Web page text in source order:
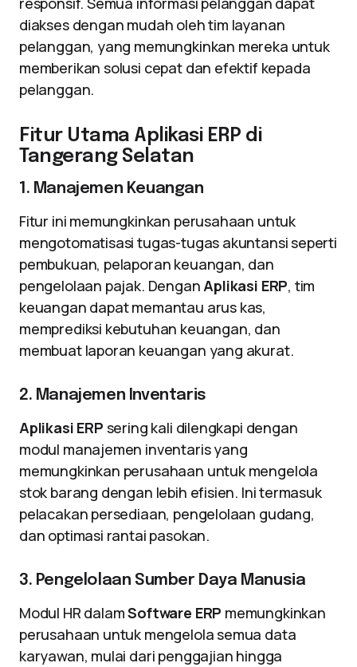
diakses dengan mudah oleh tim layanan
pelanggan, yang memungkinkan mereka untuk
memberikan solusi cepat dan efektif kepada
pelanggan.
Fitur Utama Aplikasi ERP di
Tangerang Selatan
1. Manajemen Keuangan
Fitur ini memungkinkan perusahaan untuk
mengotomatisasi tugas-tugas akuntansi seperti
pembukuan, pelaporan keuangan, dan
pengelolaan pajak. DenganAplikasi ERP, tim
keuangan dapat memantau arus kas,
memprediksi kebutuhan keuangan, dan
membuat laporan keuangan yang akurat.
2. Manajemen Inventaris
Aplikasi ERP sering kali dilengkapi dengan
modul manajemen inventaris yang
memungkinkan perusahaan untuk mengelola
stok barang dengan lebih efisien. Ini termasuk
pelacakan persediaan, pengelolaan gudang,
dan optimasi rantai pasokan.
3. Pengelolaan Sumber Daya Manusia
Modul HR dalamSoftware ERP memungkinkan
perusahaan untuk mengelola semua data
karyawan, mulai dari penggajian hingga